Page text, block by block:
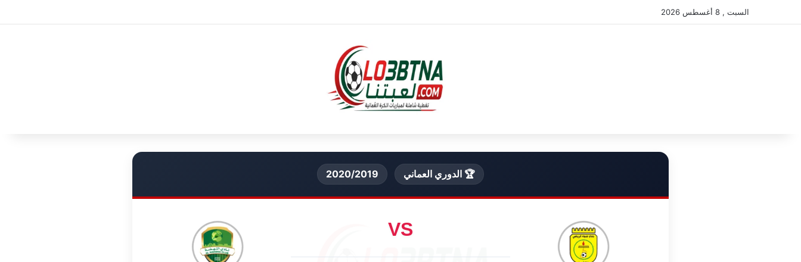
السبت , 8 أغسطس 2026
🏆 الدوري العماني 2020/2019
VS